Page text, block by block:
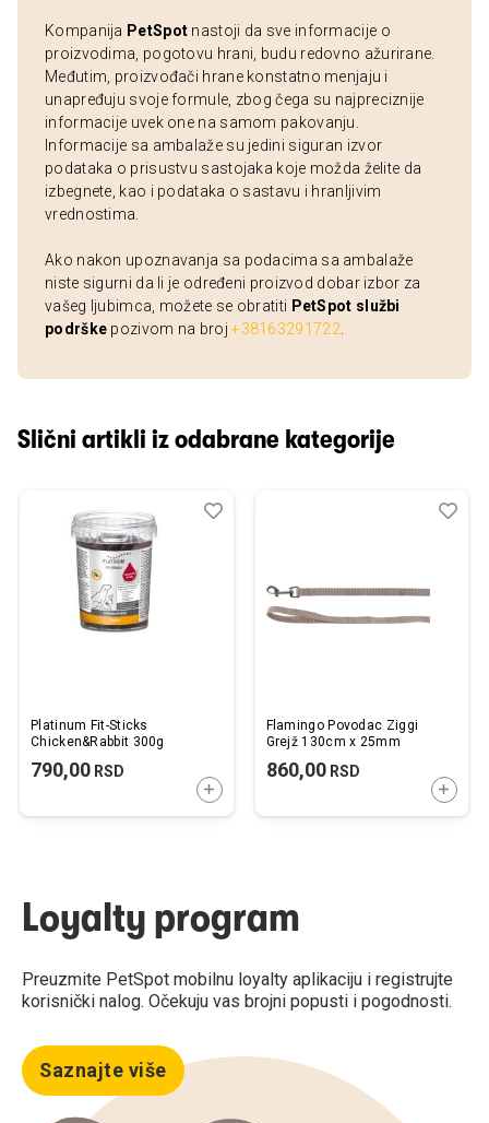
Kompanija PetSpot nastoji da sve informacije o
proizvodima, pogotovu hrani, budu redovno ažurirane.
Međutim, proizvođači hrane konstatno menjaju i
unapređuju svoje formule, zbog čega su najpreciznije
informacije uvek one na samom pakovanju.
Informacije sa ambalaže su jedini siguran izvor
podataka o prisustvu sastojaka koje možda želite da
izbegnete, kao i podataka o sastavu i hranljivim
vrednostima.
Ako nakon upoznavanja sa podacima sa ambalaže
niste sigurni da li je određeni proizvod dobar izbor za
vašeg ljubimca, možete se obratiti PetSpot službi
podrške pozivom na broj+38163291722
Slični artikli iz odabrane kategorije
Platinum Fit-Sticks
Chicken&Rabbit 300g
790,00 RSD
DODAJTE U KORPU
Dodaj
Uporedi
Flamingo Povodac Ziggi
Grejž 130cm x 25mm
860,00RSD
Loyalty program
Preuzmite PetSpot mobilnu loyalty aplikaciju i registrujte
korisnički nalog. Očekuju vas brojni popusti i pogodnosti.
Saznajte više